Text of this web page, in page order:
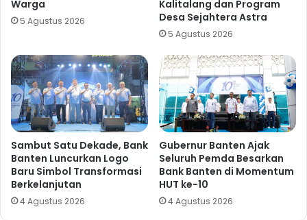
Warga
5 Agustus 2026
Kalitalang dan Program
Desa Sejahtera Astra
5 Agustus 2026
Sambut Satu Dekade, Bank
Banten Luncurkan Logo
Baru Simbol Transformasi
Berkelanjutan
4 Agustus 2026
Gubernur Banten Ajak
Seluruh Pemda Besarkan
Bank Banten di Momentum
HUT ke-10
4 Agustus 2026